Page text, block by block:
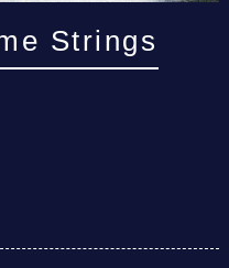
Strings